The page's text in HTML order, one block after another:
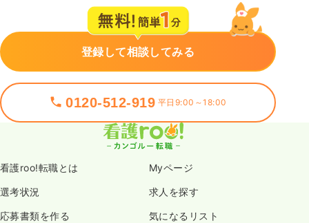
登録して相談してみる
0120-512-919 平日9:00～18:00
看護roo!転職とは Myページ
選考状況 求人を探す
応募書類を作る 気になるリスト